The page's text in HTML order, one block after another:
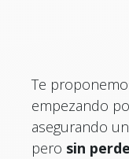
Te
empezando
asegurando
pero sin